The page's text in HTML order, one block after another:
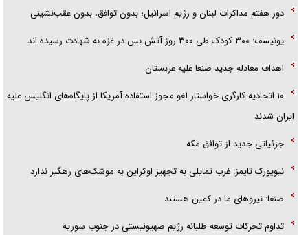
گزارش «جوان» از قوانین سخت‌گیرانه ۶ قاره در برابر یورش به پاسگاه‌های
دور هفتم مذاکرات لبنان و رژیم اسرائیل؛ بدون توافق، بدون عقب‌نشینی
یونیسف: ۳۰۰ کودک طی ۳۰۰ روز آتش بس در غزه به شهادت رسیده اند
اهداف معادله جدید صنعا علیه عربستان
۱۰ اتحادیه کارگری خواستار لغو مجوز استفاده آمریکا از پایگاه‌های انگلیس علیه
ایران شدند
جزئیاتی جدید از توافق مکه
نیویورک تایمز: غرب تمایلی به تجهیز اوکراین به موشک‌های رهگیر ندارد
صنعا: نیروهای ما در کمین‌ هستند
تداوم تحرکات توسعه طلبانه رژیم صهیونیستی در جنوب سوریه